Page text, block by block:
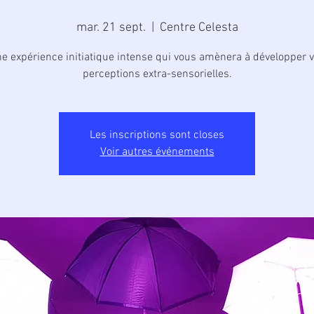
mar. 21 sept. Centre Celesta
expérience initiatique intense qui vous amènera à développer
perceptions extra-sensorielles.
Les inscriptions sont closes
Voir autres événements